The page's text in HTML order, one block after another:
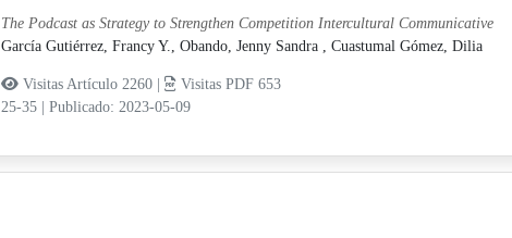
The Podcast as Strategy to Strengthen Competition Intercultural Communicative
García Gutiérrez, Francy Y., Obando, Jenny Sandra , Cuastumal Gómez, Dilia
Visitas Artículo 2260 |
Visitas PDF 653
25-35 | Publicado: 2023-05-09